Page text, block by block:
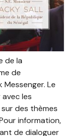
de la
de
Le
les
des thèmes
information,
de dialoguer